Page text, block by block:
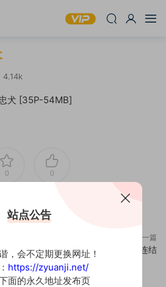
4.14k
犬 [35P-54MB]
0 0
下一篇
凛子酱 – 公主连结
站点公告
，会不定期更换网址！
https://zyuanji.net/
面的永久地址发布页